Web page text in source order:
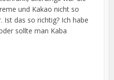
und Kakao nicht so
Ist das so richtig? Ich habe
sollte man Kaba